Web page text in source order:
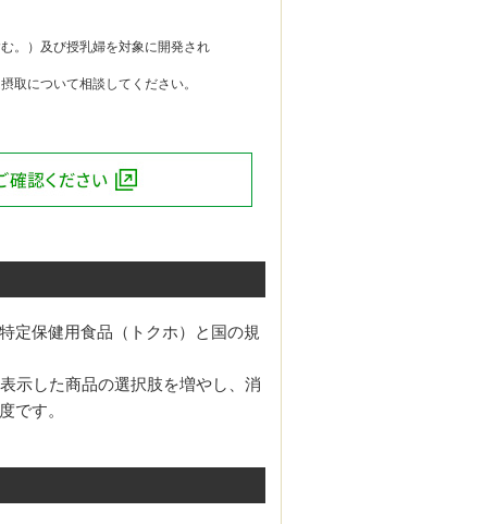
。）及び授乳婦を対象に開発され
取について相談してください。
定保健用食品（トクホ）と国の規
示した商品の選択肢を増やし、消
です。